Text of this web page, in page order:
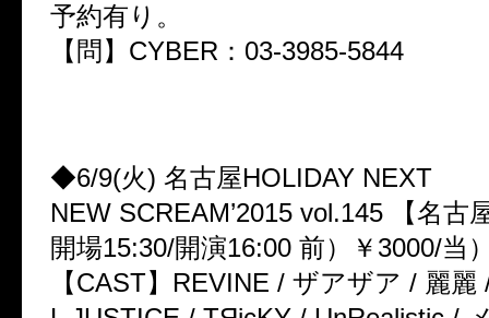
予約有り。
【問】CYBER：03-3985-5844
◆6/9(火) 名古屋HOLIDAY NEXT
NEW SCREAM’2015 vol.145 【名古
開場15:30/開演16:00 前）￥3000/当
【CAST】REVINE / ザアザア / 麗麗